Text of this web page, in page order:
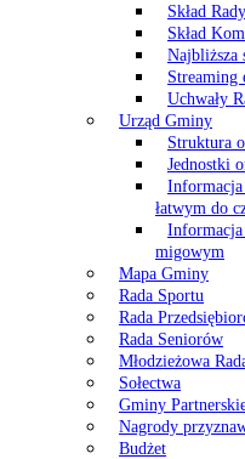
Skład Rady
Skład
Najbliższa
Streaming
Uchwały
Urząd Gminy
Struktura
Jednostki
Informacja
łatwym do
Informacja
migowym
Mapa Gminy
Rada Sportu
Rada
Rada Seniorów
Młodzieżowa
Sołectwa
Gminy
Nagrody
Budżet